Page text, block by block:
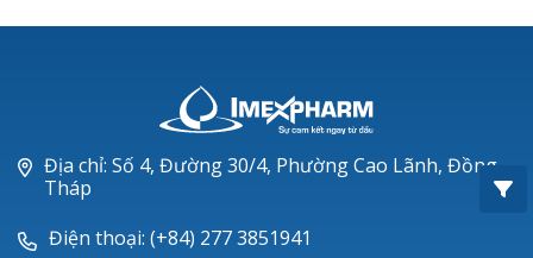
Piperacillin
Ticarlinat®
Zobacta®
Địa chỉ: Số 4, Đường 30/4, Phường Cao Lãnh, Đồng
Tháp
Điện thoại: (+84) 277 3851941